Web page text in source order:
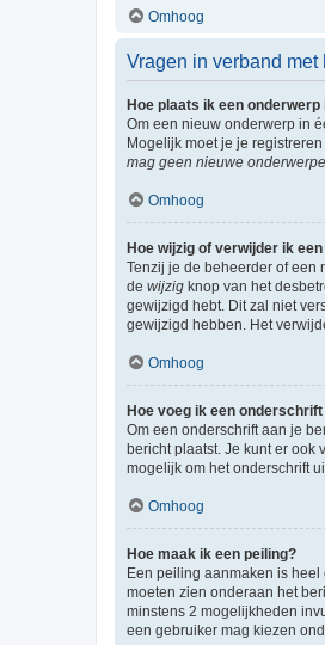
Omhoog
Vragen in verband
Hoe plaats ik een
Om een nieuw onderwerp in
Mogelijk moet je je
mag geen nieuwe
Omhoog
Hoe wijzig of verwijder ik
Tenzij je de beheerder of een
de wijzig knop van het
gewijzigd hebt. Dit zal niet
gewijzigd hebben. Het
Omhoog
Hoe voeg ik een
Om een onderschrift aan je
bericht plaatst. Je kunt er ook
mogelijk om het onderschrift
Omhoog
Hoe maak ik een peiling?
Een peiling aanmaken is
moeten zien onderaan het
minstens 2 mogelijkheden
een gebruiker mag kiezen